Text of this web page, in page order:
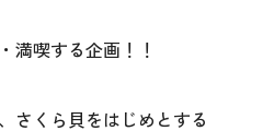
満喫する企画！！
さくら貝をはじめとする